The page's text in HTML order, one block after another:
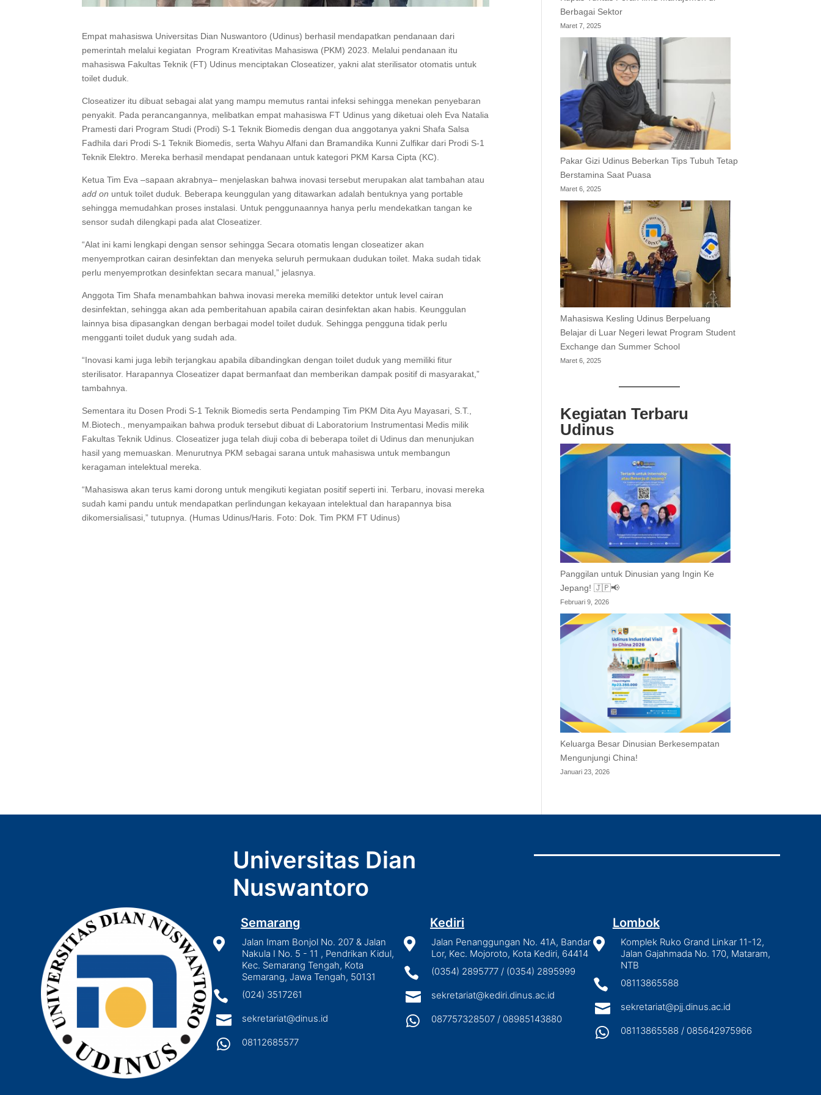
Empat mahasiswa Universitas Dian Nuswantoro (Udinus) berhasil mendapatkan pendanaan dari
pemerintah melalui kegiatan Program Kreativitas Mahasiswa (PKM) 2023. Melalui pendanaan itu
mahasiswa Fakultas Teknik (FT) Udinus menciptakan Closeatizer, yakni alat sterilisator otomatis untuk
toilet duduk.
Closeatizer itu dibuat sebagai alat yang mampu memutus rantai infeksi sehingga menekan penyebaran
penyakit. Pada perancangannya, melibatkan empat mahasiswa FT Udinus yang diketuai oleh Eva Natalia
Pramesti dari Program Studi (Prodi) S-1 Teknik Biomedis dengan dua anggotanya yakni Shafa Salsa
Fadhila dari Prodi S-1 Teknik Biomedis, serta Wahyu Alfani dan Bramandika Kunni Zulfikar dari Prodi S-1
Teknik Elektro. Mereka berhasil mendapat pendanaan untuk kategori PKM Karsa Cipta (KC).
Ketua Tim Eva –sapaan akrabnya– menjelaskan bahwa inovasi tersebut merupakan alat tambahan atau
add on untuk toilet duduk. Beberapa keunggulan yang ditawarkan adalah bentuknya yang portable
sehingga memudahkan proses instalasi. Untuk penggunaannya hanya perlu mendekatkan tangan ke
sensor sudah dilengkapi pada alat Closeatizer.
“Alat ini kami lengkapi dengan sensor sehingga Secara otomatis lengan closeatizer akan
menyemprotkan cairan desinfektan dan menyeka seluruh permukaan dudukan toilet. Maka sudah tidak
perlu menyemprotkan desinfektan secara manual,” jelasnya.
Anggota Tim Shafa menambahkan bahwa inovasi mereka memiliki detektor untuk level cairan
desinfektan, sehingga akan ada pemberitahuan apabila cairan desinfektan akan habis. Keunggulan
lainnya bisa dipasangkan dengan berbagai model toilet duduk. Sehingga pengguna tidak perlu
mengganti toilet duduk yang sudah ada.
“Inovasi kami juga lebih terjangkau apabila dibandingkan dengan toilet duduk yang memiliki fitur
sterilisator. Harapannya Closeatizer dapat bermanfaat dan memberikan dampak positif di masyarakat,”
tambahnya.
Sementara itu Dosen Prodi S-1 Teknik Biomedis serta Pendamping Tim PKM Dita Ayu Mayasari, S.T.,
M.Biotech., menyampaikan bahwa produk tersebut dibuat di Laboratorium Instrumentasi Medis milik
Fakultas Teknik Udinus. Closeatizer juga telah diuji coba di beberapa toilet di Udinus dan menunjukan
hasil yang memuaskan. Menurutnya PKM sebagai sarana untuk mahasiswa untuk membangun
keragaman intelektual mereka.
“Mahasiswa akan terus kami dorong untuk mengikuti kegiatan positif seperti ini. Terbaru, inovasi mereka
sudah kami pandu untuk mendapatkan perlindungan kekayaan intelektual dan harapannya bisa
dikomersialisasi,” tutupnya. (Humas Udinus/Haris. Foto: Dok. Tim PKM FT Udinus)
Berbagai Sektor
Maret 7, 2025
Pakar Gizi Udinus Beberkan Tips Tubuh Tetap
Berstamina Saat Puasa
Maret 6, 2025
Mahasiswa Kesling Udinus Berpeluang
Belajar di Luar Negeri lewat Program Student
Exchange dan Summer School
Maret 6, 2025
Kegiatan Terbaru
Udinus
Panggilan untuk Dinusian yang Ingin Ke
Jepang! 🇯🇵📢
Februari 9, 2026
Keluarga Besar Dinusian Berkesempatan
Mengunjungi China!
Januari 23, 2026
Universitas Dian
Nuswantoro
Semarang

Jalan Imam Bonjol No. 207 & Jalan
Nakula I No. 5 - 11 , Pendrikan Kidul,
Kec. Semarang Tengah, Kota
Semarang, Jawa Tengah, 50131
 (024) 3517261
 sekretariat@dinus.id
 08112685577
Kediri

Jalan Penanggungan No. 41A, Bandar
Lor, Kec. Mojoroto, Kota Kediri, 64414
 (0354) 2895777 / (0354) 2895999
 sekretariat@kediri.dinus.ac.id
 087757328507 / 08985143880
Lombok

Komplek Ruko Grand Linkar 11-12,
Jalan Gajahmada No. 170, Mataram,
NTB
 08113865588
 sekretariat@pjj.dinus.ac.id
 08113865588 / 085642975966